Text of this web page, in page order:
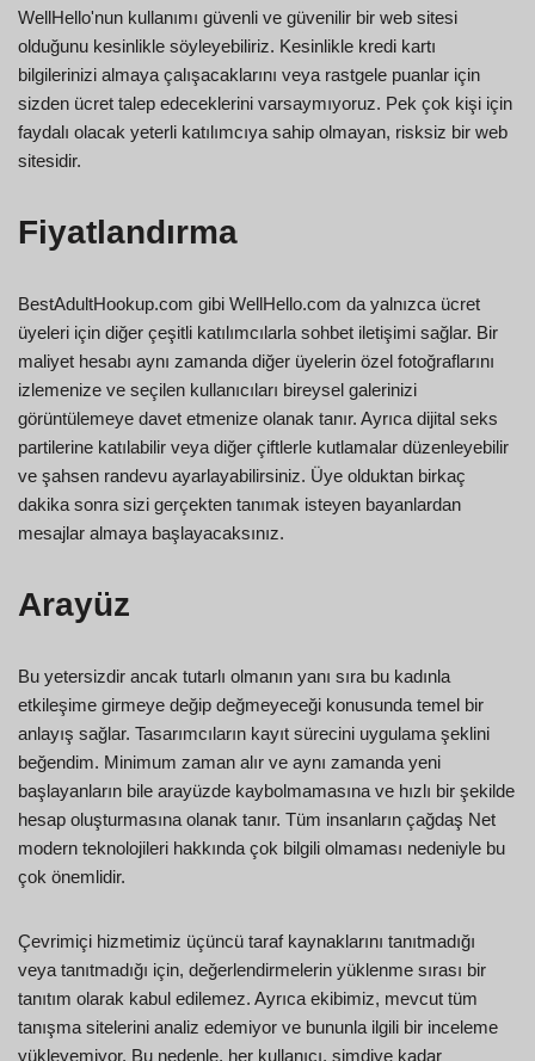
WellHello'nun kullanımı güvenli ve güvenilir bir web sitesi
olduğunu kesinlikle söyleyebiliriz. Kesinlikle kredi kartı
bilgilerinizi almaya çalışacaklarını veya rastgele puanlar için
sizden ücret talep edeceklerini varsaymıyoruz. Pek çok kişi için
faydalı olacak yeterli katılımcıya sahip olmayan, risksiz bir web
sitesidir.
Fiyatlandırma
BestAdultHookup.com gibi WellHello.com da yalnızca ücret
üyeleri için diğer çeşitli katılımcılarla sohbet iletişimi sağlar. Bir
maliyet hesabı aynı zamanda diğer üyelerin özel fotoğraflarını
izlemenize ve seçilen kullanıcıları bireysel galerinizi
görüntülemeye davet etmenize olanak tanır. Ayrıca dijital seks
partilerine katılabilir veya diğer çiftlerle kutlamalar düzenleyebilir
ve şahsen randevu ayarlayabilirsiniz. Üye olduktan birkaç
dakika sonra sizi gerçekten tanımak isteyen bayanlardan
mesajlar almaya başlayacaksınız.
Arayüz
Bu yetersizdir ancak tutarlı olmanın yanı sıra bu kadınla
etkileşime girmeye değip değmeyeceği konusunda temel bir
anlayış sağlar. Tasarımcıların kayıt sürecini uygulama şeklini
beğendim. Minimum zaman alır ve aynı zamanda yeni
başlayanların bile arayüzde kaybolmamasına ve hızlı bir şekilde
hesap oluşturmasına olanak tanır. Tüm insanların çağdaş Net
modern teknolojileri hakkında çok bilgili olmaması nedeniyle bu
çok önemlidir.
Çevrimiçi hizmetimiz üçüncü taraf kaynaklarını tanıtmadığı
veya tanıtmadığı için, değerlendirmelerin yüklenme sırası bir
tanıtım olarak kabul edilemez. Ayrıca ekibimiz, mevcut tüm
tanışma sitelerini analiz edemiyor ve bununla ilgili bir inceleme
yükleyemiyor. Bu nedenle, her kullanıcı, şimdiye kadar